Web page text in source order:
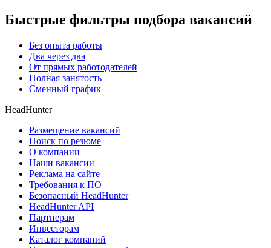
Быстрые фильтры подбора вакансий
Без опыта работы
Два через два
От прямых работодателей
Полная занятость
Сменный график
HeadHunter
Размещение вакансий
Поиск по резюме
О компании
Наши вакансии
Реклама на сайте
Требования к ПО
Безопасный HeadHunter
HeadHunter API
Партнерам
Инвесторам
Каталог компаний